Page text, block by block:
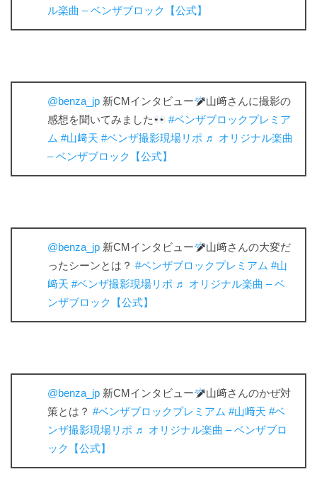
ル楽曲 – ベンザブロック【公式】
@benza_jp 新CMインタビュー
山﨑さんに撮影の
感想を聞いてみました
#ベンザブロックプレミア
ム #山﨑天 #ベンザ撮影現場リポ ♬ オリジナル楽曲
– ベンザブロック【公式】
@benza_jp 新CMインタビュー
山﨑さんの大変だ
ったシーンとは？ #ベンザブロックプレミアム #山
﨑天 #ベンザ撮影現場リポ ♬ オリジナル楽曲 – ベ
ンザブロック【公式】
@benza_jp 新CMインタビュー
山﨑さんのかぜ対
策とは？ #ベンザブロックプレミアム #山﨑天 #ベ
ンザ撮影現場リポ ♬ オリジナル楽曲 – ベンザブロ
ック【公式】